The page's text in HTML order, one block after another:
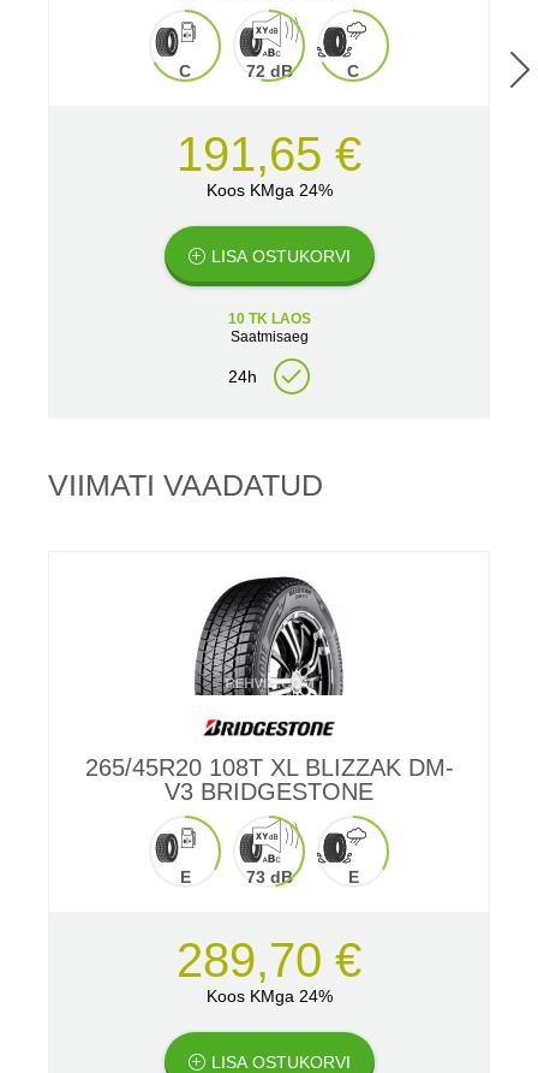
C 72 dB C
191,65 €
Koos KMga 24%
LISA OSTUKORVI
10 TK LAOS
Saatmisaeg
24h
VIIMATI VAADATUD
265/45R20 108T XL BLIZZAK DM-
V3 BRIDGESTONE
E 73 dB E
289,70 €
Koos KMga 24%
LISA OSTUKORVI